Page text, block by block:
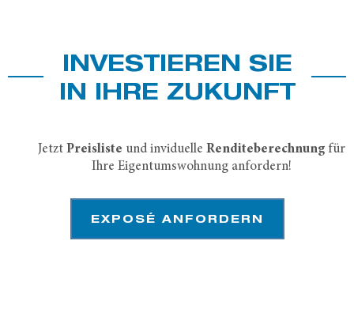
INVESTIEREN SIE
IN IHRE ZUKUNFT
JetztPreisliste und inviduelle Renditeberechnung für
Ihre Eigentumswohnung anfordern!
EXPOSÉ ANFORDERN